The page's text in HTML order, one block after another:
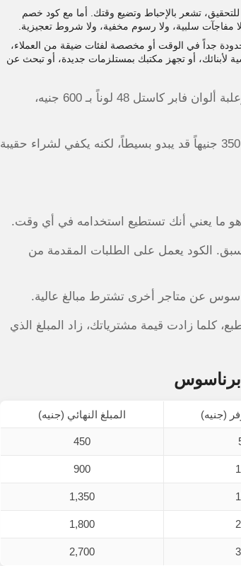
غير قابلة للتحقيق، تشعر بالإحباط وتضيع وقتك. أما مع كود خصم
جداً في الوقت أو مخصصة لفئات ضيقة من العملاء،
لأبنائك، أو تجهز مكتبك بمستلزمات جديدة، أو تبحث عن
من تجربتي الأخيرة، اشتريت طابعة HP LaserJet بسعر 2,500 جنيه، وعلبة ألوان فابر كاستل 48 لوناً بـ 600 جنيه،
الإجمالي كان 3,500 جنيه، وبعد تطبيق الكود أصبح 3,150 جنيهاً. الفرق 350 جنيهاً قد يبدو بسيطاً، لكنه يكفي لشراء حقيبة
ما يعني أنك تستطيع استخدامه في أي وقت.
الكود يعمل على الطلبات المقدمة من
عن متاجر أخرى تشترط مبالغ عالية.
فقط، ستحصل على خصم 10 جنيهات. بالطبع، كلما زادت قيمة مشترياتك، زاد المبلغ الذي
(جنيه) المبلغ النهائي (جنيه)
450
900
1,350
1,800
2,700